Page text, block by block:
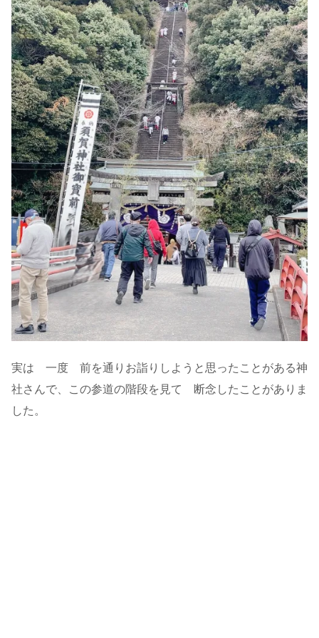
実は 一度 前を通りお詣りしようと思ったことがある神
社さんで、この参道の階段を見て 断念したことがありま
した。